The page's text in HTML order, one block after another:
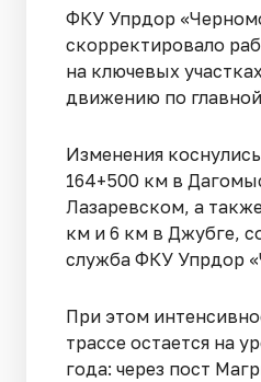
ФКУ Упрдор
скорректировало
на ключевых
движению по
Изменения
164+500 км в
Лазаревском, а
км и 6 км в Джубге,
служба ФКУ Упрдор
При этом
трассе остается на
года: через пост